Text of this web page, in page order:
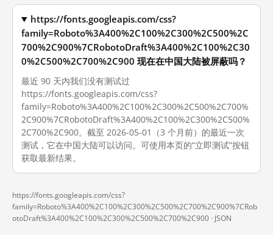
https://fonts.googleapis.com/css?
family=Roboto%3A400%2C100%2C300%2C500%2C
700%2C900%7CRobotoDraft%3A400%2C100%2C30
0%2C500%2C700%2C900 现在在中国大陆被屏蔽吗？
最近 90 天内我们没有测试过
https://fonts.googleapis.com/css?
family=Roboto%3A400%2C100%2C300%2C500%2C700%
2C900%7CRobotoDraft%3A400%2C100%2C300%2C500%
2C700%2C900。截至 2026-05-01（3 个月前）的最近一次
测试，它在中国大陆可以访问。可使用本页的“立即测试”按钮
获取最新结果。
https://fonts.googleapis.com/css?
family=Roboto%3A400%2C100%2C300%2C500%2C700%2C900%7CRob
otoDraft%3A400%2C100%2C300%2C500%2C700%2C900 · JSON